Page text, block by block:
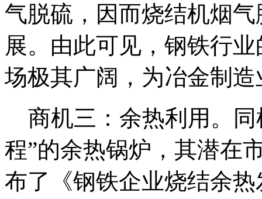
气脱硫，因而烧结机烟
展。由此可见，钢铁行
场极其广阔，为冶金制
商机三：余热利用。同
程”的余热锅炉，其潜在
布了《钢铁企业烧结余